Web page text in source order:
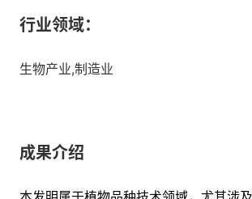
行业领域：
生物产业,制造业
成果介绍